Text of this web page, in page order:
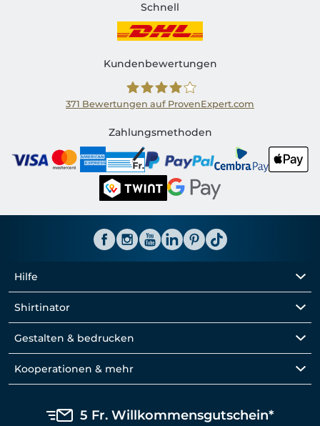
Schnell
Kundenbewertungen
Shirtinator CH
371 Bewertungen auf ProvenExpert.com
Zahlungsmethoden
Hilfe
Shirtinator
Gestalten & bedrucken
Kooperationen & mehr
5 Fr. Willkommensgutschein*